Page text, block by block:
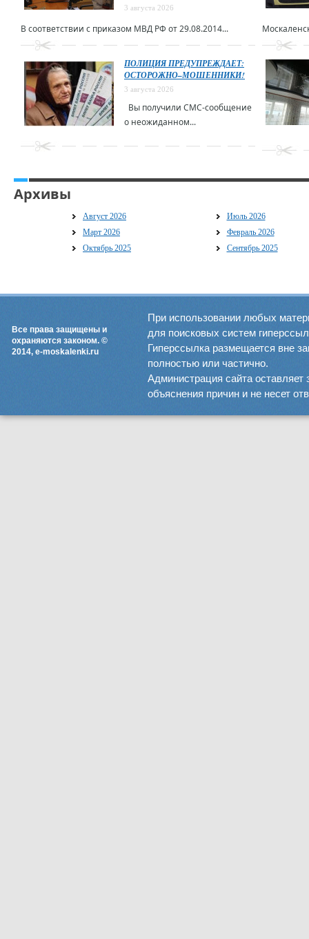
3 августа 2026
В соответствии с приказом МВД РФ от 29.08.2014...
ПОЛИЦИЯ ПРЕДУПРЕЖДАЕТ:
ОСТОРОЖНО–МОШЕННИКИ!
3 августа 2026
Вы получили СМС-сообщение
о неожиданном...
Архивы
Август 2026
Июль 2026
Март 2026
Февраль 2026
Октябрь 2025
Сентябрь 2025
Все права защищены и
охраняются законом. ©
2014, e-moskalenki.ru
При использовании любых
для поисковых систем
Гиперссылка размещается вне
полностью или частично.
Администрация сайта оставляет
объяснения причин и не несет